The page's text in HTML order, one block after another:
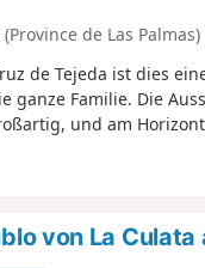
de Las Palmas)
de Tejeda ist dies
ganze Familie. Die
und am
von La Culata